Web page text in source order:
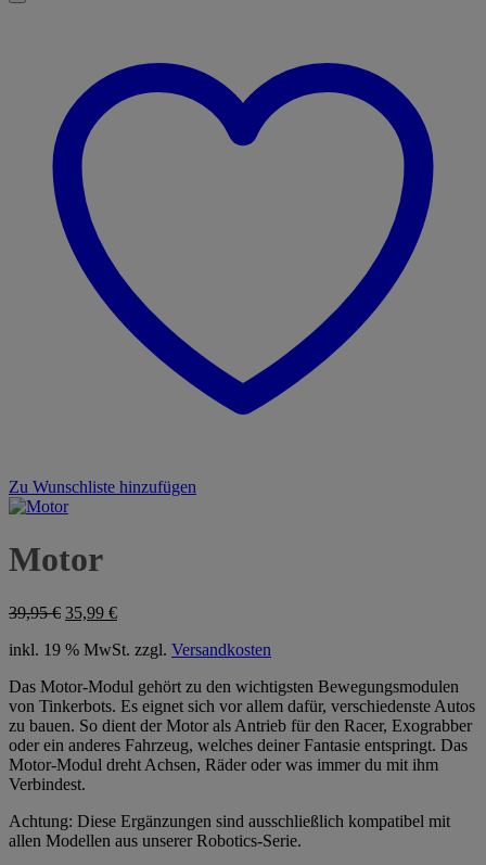
Zu Wunschliste hinzufügen
Motor
39,95€ Ursprünglicher
war:
35,99 €Aktueller
ist:
inkl. 19 % MwSt. zzgl. Versandkosten
Das Motor-Modul gehört zu den wichtigsten Bewegungsmodulen
von Tinkerbots. Es eignet sich vor allem dafür, verschiedenste Autos
zu bauen. So dient der Motor als Antrieb für den Racer, Exograbber
oder ein anderes Fahrzeug, welches deiner Fantasie entspringt. Das
Motor-Modul dreht Achsen, Räder oder was immer du mit ihm
Verbindest.
Achtung: Diese Ergänzungen sind ausschließlich kompatibel mit
allen Modellen aus unserer Robotics-Serie.